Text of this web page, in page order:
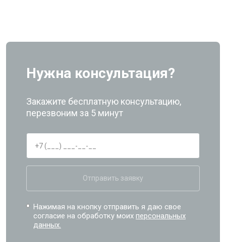
Нужна консультация?
Закажите бесплатную консультацию,
перезвоним за 5 минут
Отправить заявку
Нажимая на кнопку отправить я даю свое
согласие на обработку моихперсональных
данных.